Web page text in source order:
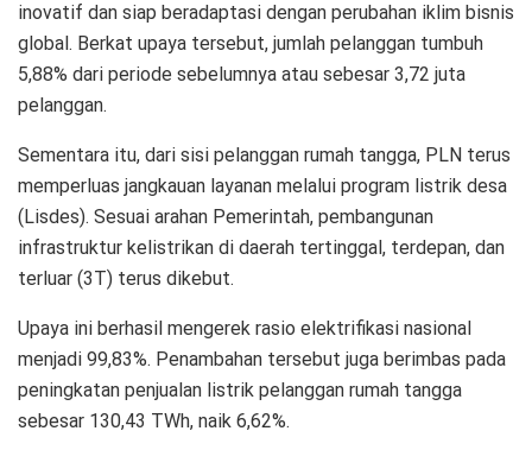
inovatif dan siap beradaptasi dengan perubahan iklim bisnis
global. Berkat upaya tersebut, jumlah pelanggan tumbuh
5,88% dari periode sebelumnya atau sebesar 3,72 juta
pelanggan.
Sementara itu, dari sisi pelanggan rumah tangga, PLN terus
memperluas jangkauan layanan melalui program listrik desa
(Lisdes). Sesuai arahan Pemerintah, pembangunan
infrastruktur kelistrikan di daerah tertinggal, terdepan, dan
terluar (3T) terus dikebut.
Upaya ini berhasil mengerek rasio elektrifikasi nasional
menjadi 99,83%. Penambahan tersebut juga berimbas pada
peningkatan penjualan listrik pelanggan rumah tangga
sebesar 130,43 TWh, naik 6,62%.